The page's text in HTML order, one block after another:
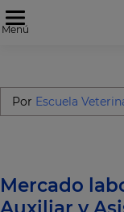
Menú
Por Escuela
Mercado